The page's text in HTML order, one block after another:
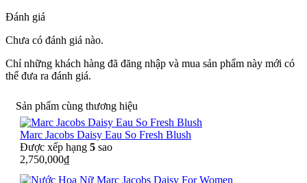
Đánh giá
Chưa có đánh giá nào.
Chỉ những khách hàng đã đăng nhập và mua sản phẩm này mới có
thể đưa ra đánh giá.
Sản phẩm cùng thương hiệu
Marc Jacobs Daisy Eau So Fresh Blush
Được xếp hạng 5 sao
2,750,000₫